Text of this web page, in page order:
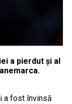
a pierdut şi al
a fost învinsă